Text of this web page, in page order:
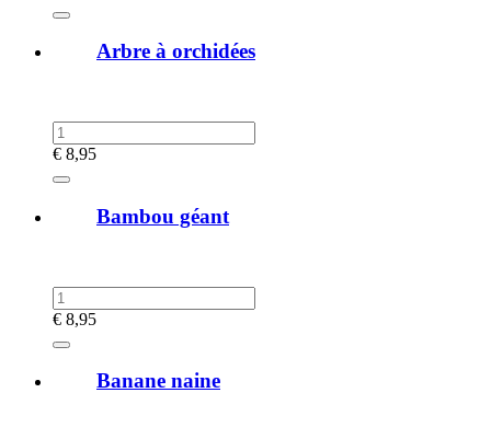
Arbre à orchidées
€ 8,95
Bambou géant
€ 8,95
Banane naine